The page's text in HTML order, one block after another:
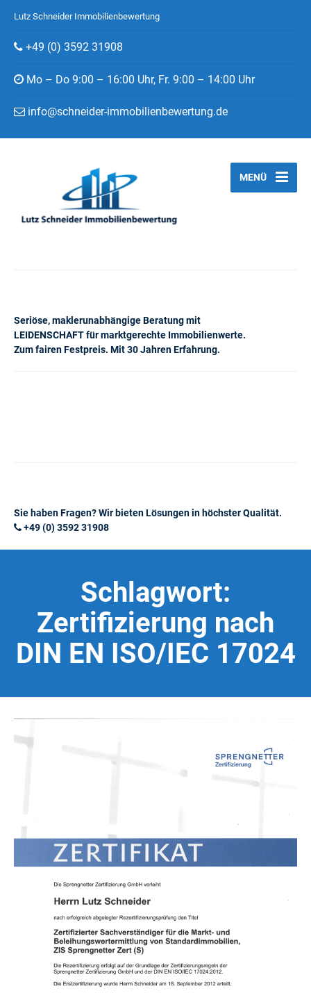
Lutz Schneider Immobilienbewertung
+49 (0) 3592 31908
Mo – Do 9:00 – 16:00 Uhr, Fr. 9:00 – 14:00 Uhr
info@schneider-immobilienbewertung.de
Seriöse, maklerunabhängige Beratung mit
LEIDENSCHAFT für marktgerechte Immobilienwerte.
Zum fairen Festpreis. Mit 30 Jahren Erfahrung.
MENÜ
Sie haben Fragen? Wir bieten Lösungen in höchster Qualität.
+49 (0) 3592 31908
Schlagwort:
Zertifizierung nach
DIN EN ISO/IEC 17024